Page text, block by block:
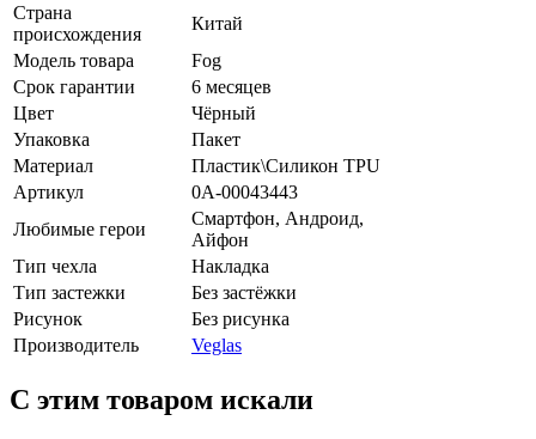
Страна
происхождения
Китай
Модель товара
Fog
Срок гарантии
6 месяцев
Цвет
Чёрный
Упаковка
Пакет
Материал
Пластик\Силикон TPU
Артикул
0А-00043443
Любимые герои
Смартфон, Андроид,
Айфон
Тип чехла
Накладка
Тип застежки
Без застёжки
Рисунок
Без рисунка
Производитель
Veglas
C этим товаром искали